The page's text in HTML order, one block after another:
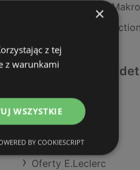
Aktualne gazetki Makro
Aktualne gazetki Action
Podobne sklepy
Oferty Aldi
Oferty Makro
Oferty Biedronka
Oferty E.Leclerc
×
z tej
z warunkami
WSZYSTKIE
BY COOKIESCRIPT